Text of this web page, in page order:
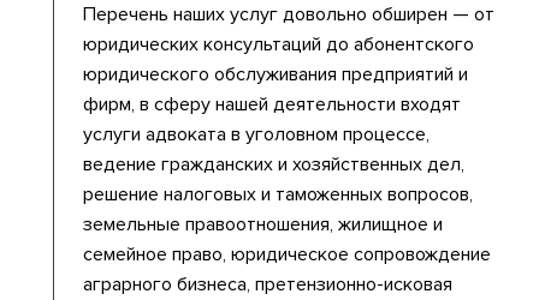
Перечень наших услуг довольно обширен — от
юридических консультаций до абонентского
юридического обслуживания предприятий и
фирм, в сферу нашей деятельности входят
услуги адвоката в уголовном процессе,
ведение гражданских и хозяйственных дел,
решение налоговых и таможенных вопросов,
земельные правоотношения, жилищное и
семейное право, юридическое сопровождение
аграрного бизнеса, претензионно-исковая